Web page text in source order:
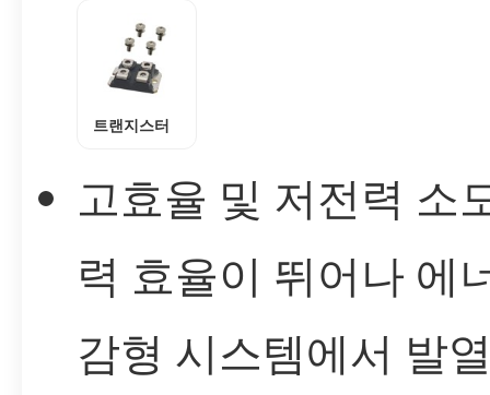
트랜지스터
고효율 및 저전력 소
력 효율이 뛰어나 에
감형 시스템에서 발